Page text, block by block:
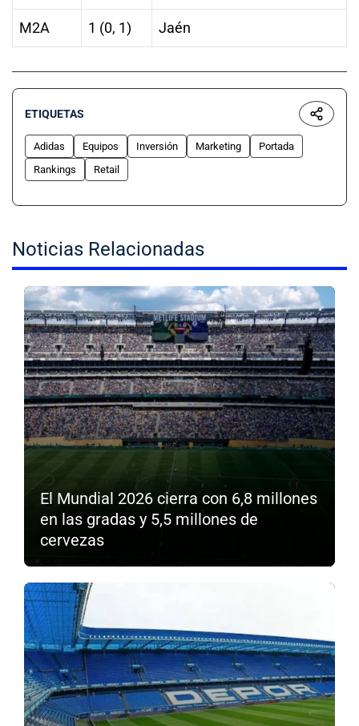
M2A 1 (0, 1) Jaén
ETIQUETAS
Adidas Equipos Inversión Marketing
Portada
Rankings
Retail
Noticias Relacionadas
El Mundial 2026 cierra con 6,8 millones
en las gradas y 5,5 millones de
cervezas